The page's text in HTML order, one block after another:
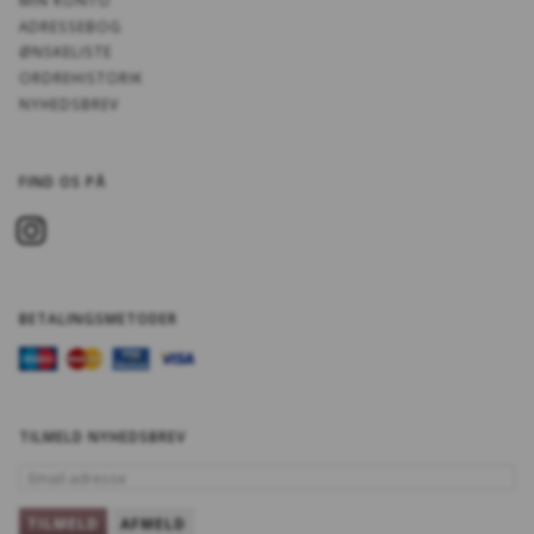
ADRESSEBOG
ØNSKELISTE
ORDREHISTORIK
NYHEDSBREV
FIND OS PÅ
BETALINGSMETODER
TILMELD NYHEDSBREV
TILMELD AFMELD